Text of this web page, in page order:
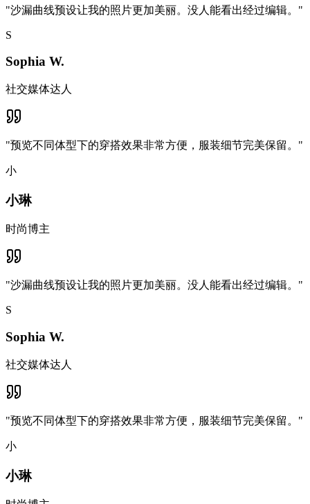
"沙漏曲线预设让我的照片更加美丽。没人能看出经过编辑。 "
S
Sophia W.
社交媒体达人
"预览不同体型下的穿搭效果非常方便，服装细节完美保留。 "
小
小琳
时尚博主
"沙漏曲线预设让我的照片更加美丽。没人能看出经过编辑。 "
S
Sophia W.
社交媒体达人
"预览不同体型下的穿搭效果非常方便，服装细节完美保留。 "
小
小琳